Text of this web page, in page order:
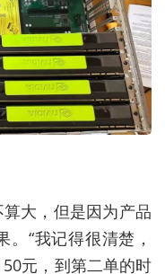
大，但是因为产品
“我记得很清楚，
元，到第二单的时